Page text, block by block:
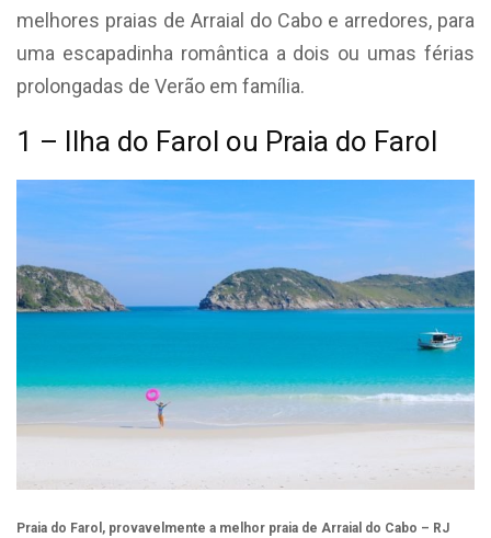
melhores praias de Arraial do Cabo e arredores, para
uma escapadinha romântica a dois ou umas férias
prolongadas de Verão em família.
1 – Ilha do Farol ou Praia do Farol
Praia do Farol, provavelmente a melhor praia de Arraial do Cabo – RJ